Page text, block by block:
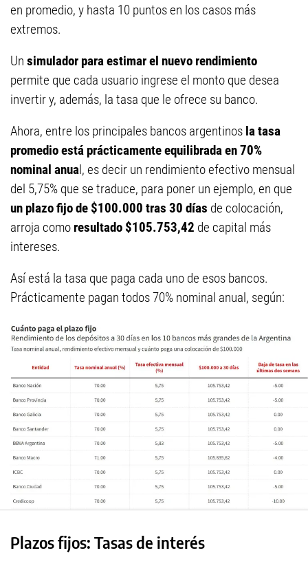
en promedio, y hasta 10 puntos en los casos más
extremos.
Un simulador para estimar el nuevo rendimiento
permite que cada usuario ingrese el monto que desea
invertir y, además, la tasa que le ofrece su banco.
Ahora, entre los principales bancos argentinos la tasa
promedio está prácticamente equilibrada en 70%
nominal anual, es decir un rendimiento efectivo mensual
del 5,75% que se traduce, para poner un ejemplo, en que
un plazo fijo de $100.000 tras 30 días de colocación,
arroja como resultado $105.753,42 de capital más
intereses.
Así está la tasa que paga cada uno de esos bancos.
Prácticamente pagan todos 70% nominal anual, según:
Plazos fijos: Tasas de interés